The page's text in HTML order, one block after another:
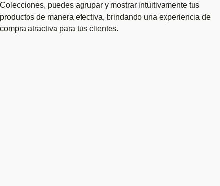
Colecciones, puedes agrupar y mostrar intuitivamente tus
productos de manera efectiva, brindando una experiencia de
compra atractiva para tus clientes.